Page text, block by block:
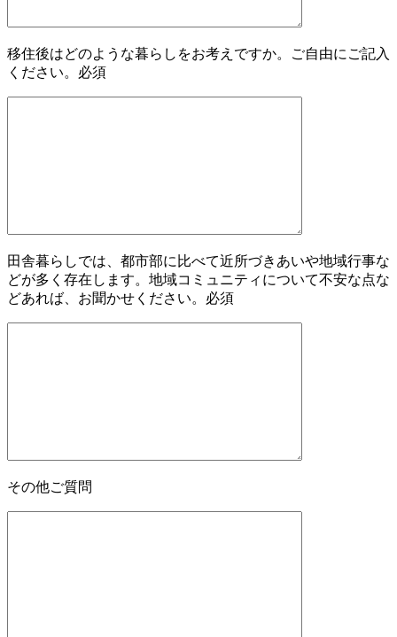
移住後はどのような暮らしをお考えですか。ご自由にご記入
ください。 必須
田舎暮らしでは、都市部に比べて近所づきあいや地域行事な
どが多く存在します。地域コミュニティについて不安な点な
どあれば、お聞かせください。 必須
その他ご質問